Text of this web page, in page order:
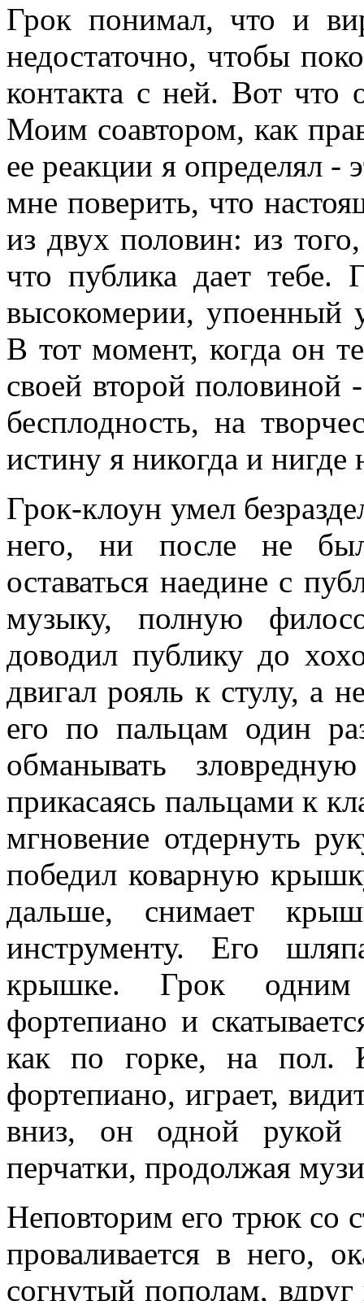
Грок понимал, что и
недостаточно, чтобы
контакта с ней. Вот что
Моим соавтором, как
ее реакции я определял -
мне поверить, что
из двух половин: из
что публика дает тебе.
высокомерии, упоенный
В тот момент, когда он
своей второй половиной
бесплодность, на
истину я никогда и нигде
Грок-клоун умел
него, ни после не
оставаться наедине с
музыку, полную
доводил публику до
двигал рояль к стулу, а
его по пальцам один
обманывать
прикасаясь пальцами к
мгновение отдернуть
победил коварную
дальше, снимает
инструменту. Его
крышке. Грок одним
фортепиано и
как по горке, на пол.
фортепиано, играет,
вниз, он одной рукой
перчатки, продолжая
Неповторим его трюк со
проваливается в него,
согнутый пополам, вдруг